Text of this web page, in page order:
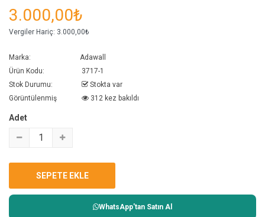
3.000,00₺
Vergiler Hariç: 3.000,00₺
Marka:
Adawall
Ürün Kodu:
3717-1
Stok Durumu:
Stokta var
Görüntülenmiş
312 kez bakıldı
Adet
WhatsApp'tan Satın Al